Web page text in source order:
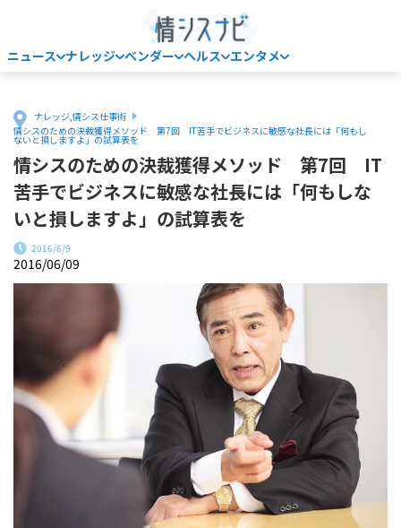
ニュース ナレッジ ベンダー ヘルス エンタメ
Home
ナレッジ 情シス仕事術
情シスのための決裁獲得メソッド 第7回 IT苦手でビジネスに敏感な社長には「何もし
ないと損しますよ」の試算表を
情シスのための決裁獲得メソッド 第7回 IT
苦手でビジネスに敏感な社長には「何もしな
いと損しますよ」の試算表を
2016/6/9
2016/06/09